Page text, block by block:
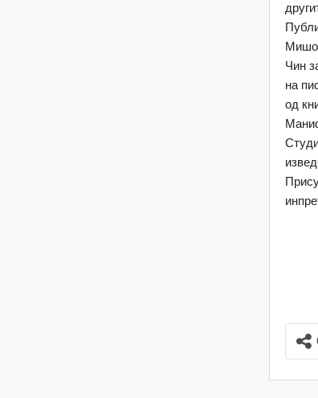
Мишо
Чин
на
од